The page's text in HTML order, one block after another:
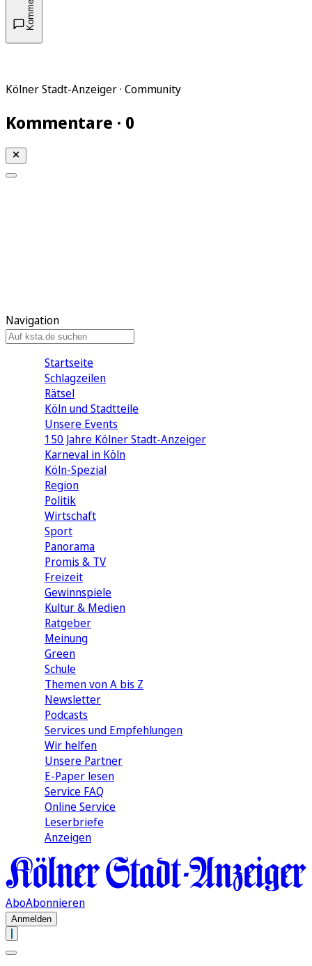
Kölner Stadt-Anzeiger · Community
Kommentare · 0
Navigation
Startseite
Schlagzeilen
Rätsel
Köln und Stadtteile
Unsere Events
150 Jahre Kölner Stadt-Anzeiger
Karneval in Köln
Köln-Spezial
Region
Politik
Wirtschaft
Sport
Panorama
Promis & TV
Freizeit
Gewinnspiele
Kultur & Medien
Ratgeber
Meinung
Green
Schule
Themen von A bis Z
Newsletter
Podcasts
Services und Empfehlungen
Wir helfen
Unsere Partner
E-Paper lesen
Service FAQ
Online Service
Leserbriefe
Anzeigen
AboAbonnieren
Anmelden